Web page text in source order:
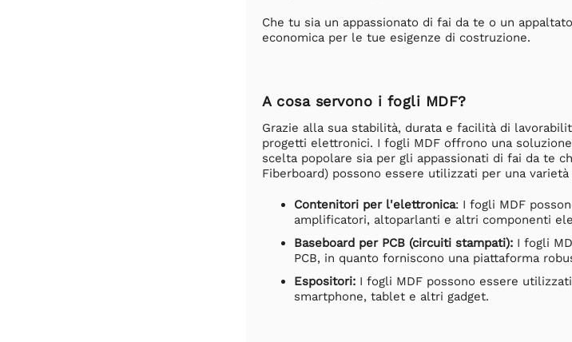
Che tu sia un appassionato di fai da te o un
economica per le tue esigenze di costruzione.
A cosa servono i fogli MDF?
Grazie alla sua stabilità, durata e facilità di
progetti elettronici. I fogli MDF offrono una
scelta popolare sia per gli appassionati di fai da te
Fiberboard) possono essere utilizzati per una
Contenitori per l'elettronica: I fogli MDF
amplificatori, altoparlanti e altri componenti
Baseboard per PCB (circuiti stampati): I fogli
PCB, in quanto forniscono una piattaforma
Espositori: I fogli MDF possono essere
smartphone, tablet e altri gadget.